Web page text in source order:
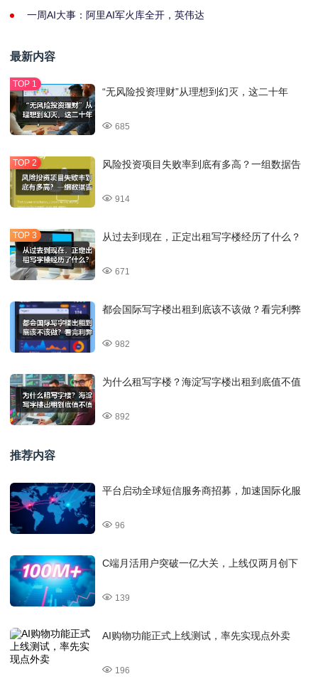
一周AI大事：阿里AI军火库全开，英伟达
最新内容
“无风险投资理财”从理想到幻灭，这二十年
685
风险投资项目失败率到底有多高？一组数据告
914
从过去到现在，正定出租写字楼经历了什么？
671
都会国际写字楼出租到底该不该做？看完利弊
982
为什么租写字楼？海淀写字楼出租到底值不值
892
推荐内容
平台启动全球短信服务商招募，加速国际化服
96
C端月活用户突破一亿大关，上线仅两月创下
139
AI购物功能正式上线测试，率先实现点外卖
196